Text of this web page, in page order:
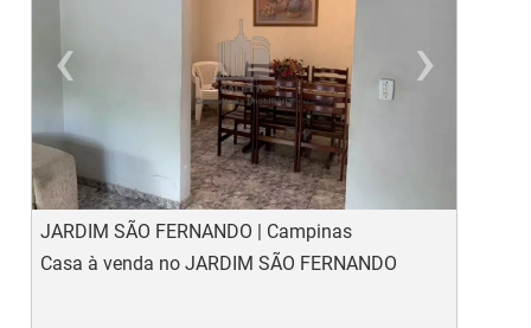
‹
Previous
›
JARDIM SÃO FERNANDO | Campinas
Casa à venda no JARDIM SÃO FERNANDO